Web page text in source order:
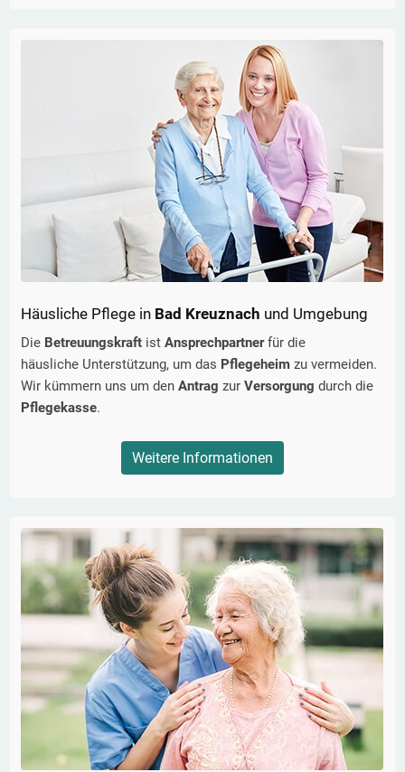
Häusliche Pflege in Bad Kreuznach und Umgebung
Die Betreuungskraft ist Ansprechpartnerfür die
häusliche Unterstützung, um das Pflegeheim zu vermeiden.
Wir kümmern uns um den Antrag zur Versorgung durch die
Pflegekasse.
Weitere Informationen